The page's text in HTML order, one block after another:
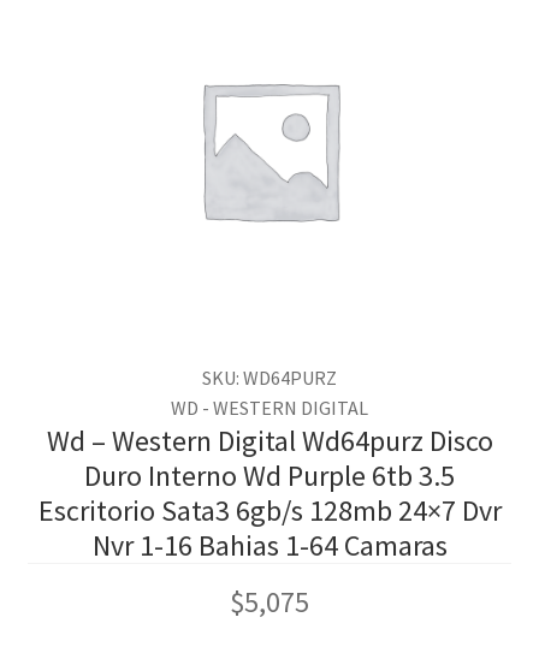
SKU: WD64PURZ
WD - WESTERN DIGITAL
Wd – Western Digital Wd64purz Disco
Duro Interno Wd Purple 6tb 3.5
Escritorio Sata3 6gb/s 128mb 24×7 Dvr
Nvr 1-16 Bahias 1-64 Camaras
$5,075